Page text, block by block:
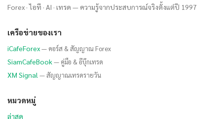
Forex · ไอที · AI · เทรด — ความรู้จากประสบการณ์จริงตั้งแต่ปี 1997
เครือข่ายของเรา
iCafeForex— คอร์ส & สัญญาณ Forex
SiamCafeBook— คู่มือ & อีบุ๊กเทรด
XM Signal — สัญญาณเทรดรายวัน
หมวดหมู่
ล่าสุด